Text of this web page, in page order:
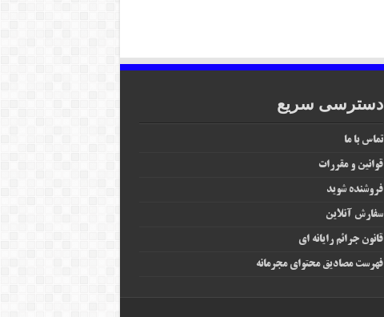
دسترسی سریع
تماس با ما
قوانین و مقررات
فروشنده شوید
سفارش آنلاین
قانون جرائم رایانه‌ ای
فهرست مصادیق محتوای مجرمانه